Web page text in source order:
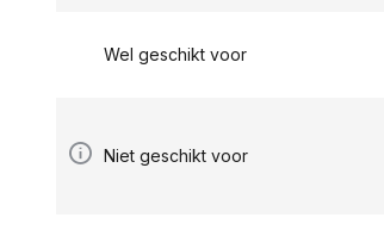
Wel geschikt voor
Niet geschikt voor